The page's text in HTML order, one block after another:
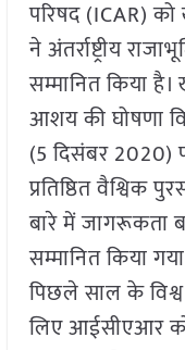
परिषद (ICAR)
ने अंतर्राष्ट्रीय
सम्मानित किया
आशय की घोषणा
(5 दिसंबर 2020)
प्रतिष्ठित वैश्विक
बारे में जागरूकता
सम्मानित किया
पिछले साल के
लिए आईसीएआर